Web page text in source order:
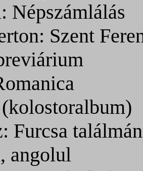
Népszámlálás
Szent
Furcsa
angolul